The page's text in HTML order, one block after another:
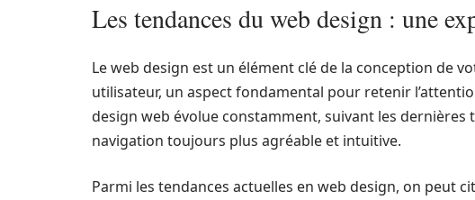
Les tendances du web design : une
Le web design est un élément clé de la conception de
utilisateur, un aspect fondamental pour retenir
design web évolue constamment, suivant les
navigation toujours plus agréable et intuitive.
Parmi les tendances actuelles en web design, on peut